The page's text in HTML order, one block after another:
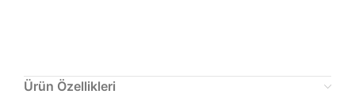
Ürün Özellikleri